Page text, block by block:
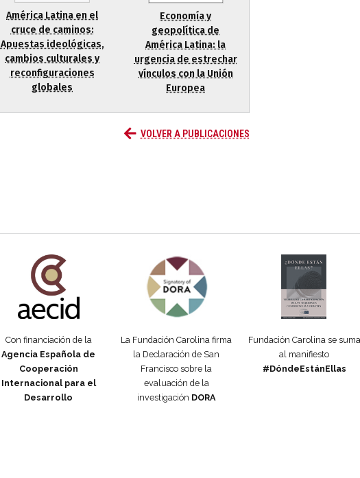
América Latina en el
cruce de caminos:
Apuestas ideológicas,
cambios culturales y
reconfiguraciones
globales
Economía y
geopolítica de
América Latina: la
urgencia de estrechar
vínculos con la Unión
Europea
VOLVER A PUBLICACIONES
Con financiación de la
Agencia Española de
Cooperación
Internacional para el
Desarrollo
La Fundación Carolina firma
la Declaración de San
Francisco sobre la
evaluación de la
investigación DORA
Fundación Carolina se suma
al manifiesto
#DóndeEstánEllas